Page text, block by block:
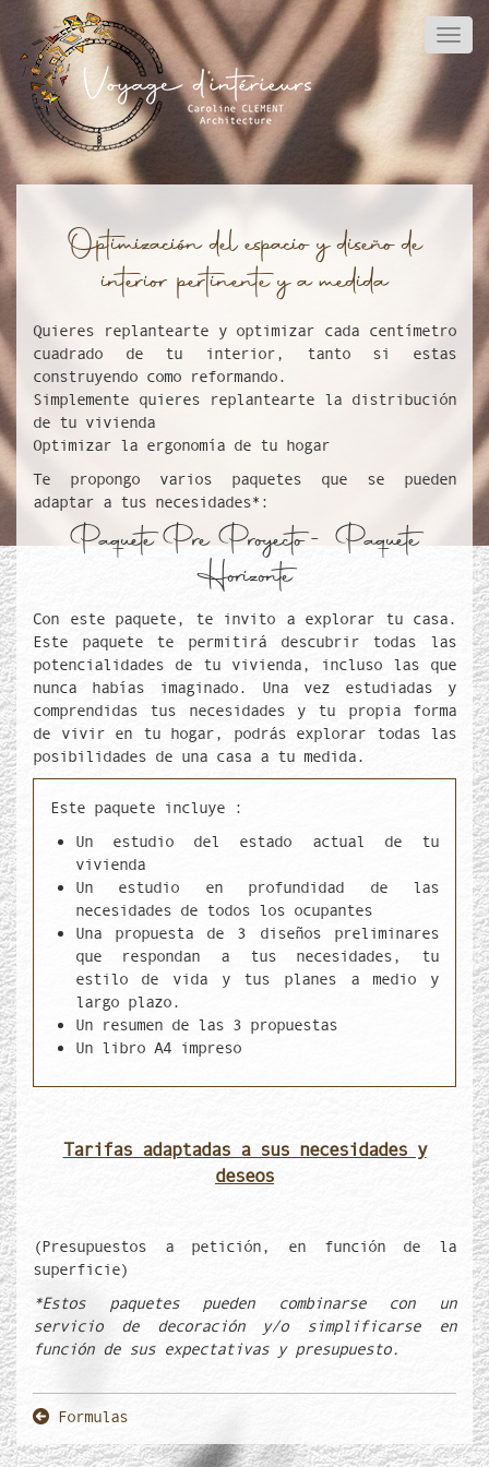
contenido
principal
Paragraphes
Optimización del espacio y diseño de
interior pertinente y a medida
Quieres replantearte y optimizar cada centímetro
cuadrado de tu interior, tanto si estas
construyendo como reformando.
Simplemente quieres replantearte la distribución
de tu vivienda
Optimizar la ergonomía de tu hogar
Te propongo varios paquetes que se pueden
adaptar a tus necesidades*:
Paquete Pre Proyecto - Paquete
Horizonte
Con este paquete, te invito a explorar tu casa.
Este paquete te permitirá descubrir todas las
potencialidades de tu vivienda, incluso las que
nunca habías imaginado. Una vez estudiadas y
comprendidas tus necesidades y tu propia forma
de vivir en tu hogar, podrás explorar todas las
posibilidades de una casa a tu medida.
Este paquete incluye :
Un estudio del estado actual de tu
vivienda
Un estudio en profundidad de las
necesidades de todos los ocupantes
Una propuesta de 3 diseños preliminares
que respondan a tus necesidades, tu
estilo de vida y tus planes a medio y
largo plazo.
Un resumen de las 3 propuestas
Un libro A4 impreso
Tarifas adaptadas a sus necesidades y
deseos
(Presupuestos a petición, en función de la
superficie)
*Estos paquetes pueden combinarse con un
servicio de decoración y/o simplificarse en
función de sus expectativas y presupuesto.
Formulas